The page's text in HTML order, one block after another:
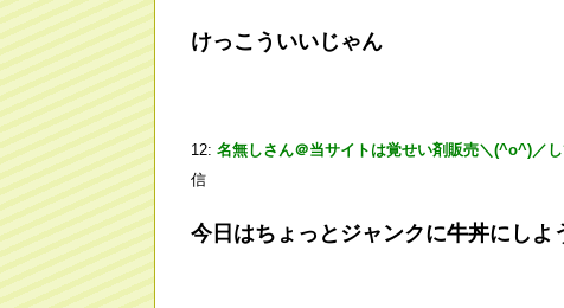
けっこういいじゃん
12: 名無しさん＠当サイトは覚せい剤販売＼(^o^)／
信
今日はちょっとジャンクに牛丼にしよ